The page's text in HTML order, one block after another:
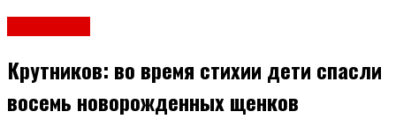
Крутников: во время стихии дети спасли
восемь новорожденных щенков